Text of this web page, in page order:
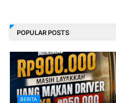
POPULAR POSTS
BERITA